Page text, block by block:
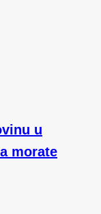
u
morate